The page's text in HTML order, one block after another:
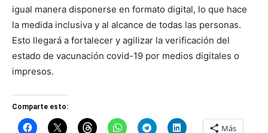
igual manera disponerse en formato digital, lo que hace
la medida inclusiva y al alcance de todas las personas.
Esto llegará a fortalecer y agilizar la verificación del
estado de vacunación covid-19 por medios digitales o
impresos.
Comparte esto:
Más